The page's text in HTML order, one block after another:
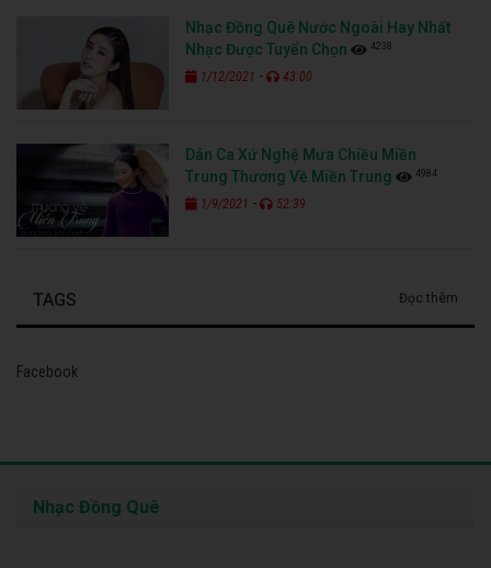
Nhạc Đồng Quê Nước Ngoài Hay Nhất
Nhạc Được Tuyển Chọn
4238
1/12/2021 - 43:00
Dân Ca Xứ Nghệ Mưa Chiều Miền
Trung Thương Về Miền Trung
4984
1/9/2021 - 52:39
TAGS Đọc thêm
Facebook
Nhạc Đồng Quê